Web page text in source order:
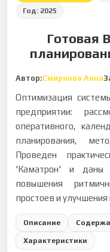
Год: 2025
Готовая
Автор:Смирнова Анна
Оптимизация
предприятии:
оперативного,
планирования,
Проведен
'Каматрон' и даны
повышения
простоев и улучшения
Описание
Характеристики